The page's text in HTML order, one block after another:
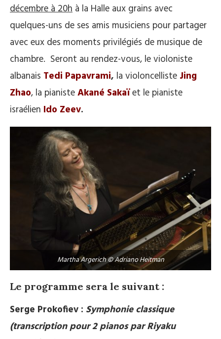
décembre à 20h à la Halle aux grains avec
quelques-uns de ses amis musiciens pour partager
avec eux des moments privilégiés de musique de
chambre. Seront au rendez-vous, le violoniste
albanais Tedi Papavrami, la violoncelliste Jing
Zhao, la pianisteAkané Sakaïet le pianiste
israélien Ido Zeev.
Martha Argerich © Adriano Heitman
Le programme sera le suivant :
Serge Prokofiev : Symphonie classique
(transcription pour 2 pianos par Riyaku